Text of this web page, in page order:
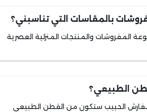
بالمقاسات التي تناسبني؟
والمنتجات المنزلية العصرية
الطبيعي؟
الحبيب ستكون من القطن الطبيعي